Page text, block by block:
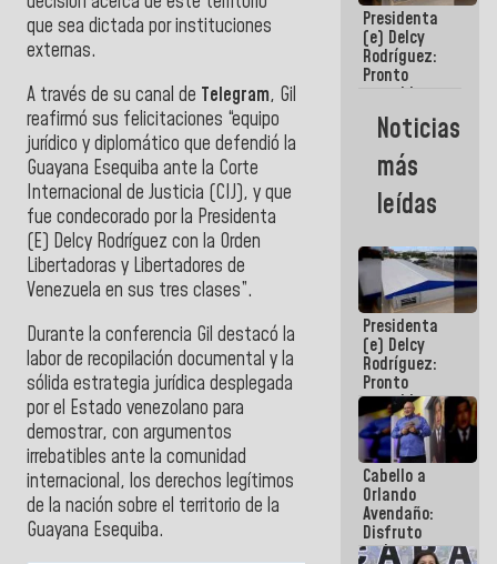
que sea dictada por instituciones
externas.
A través de su canal de Telegram, Gil
reafirmó sus felicitaciones “equipo
jurídico y diplomático que defendió la
Guayana Esequiba ante la Corte
Internacional de Justicia (CIJ), y que
fue condecorado por la Presidenta
(E) Delcy Rodríguez con la Orden
Libertadoras y Libertadores de
Venezuela en sus tres clases”.
Durante la conferencia Gil destacó la
labor de recopilación documental y la
sólida estrategia jurídica desplegada
por el Estado venezolano para
demostrar, con argumentos
irrebatibles ante la comunidad
internacional, los derechos legítimos
de la nación sobre el territorio de la
Guayana Esequiba.
historia en
los
Centroamericanos
Presidenta
(e) Delcy
Rodríguez:
Pronto
restableceremos
las
operaciones
Aeropuerto
Internacional
de
Noticias
más
leídas
Presidenta
(e) Delcy
Rodríguez:
Pronto
restableceremos
las
operaciones
en el
Aeropuerto
Internacional
de
Maiquetía
Cabello a
Orlando
Avendaño:
Disfruto
cada vez